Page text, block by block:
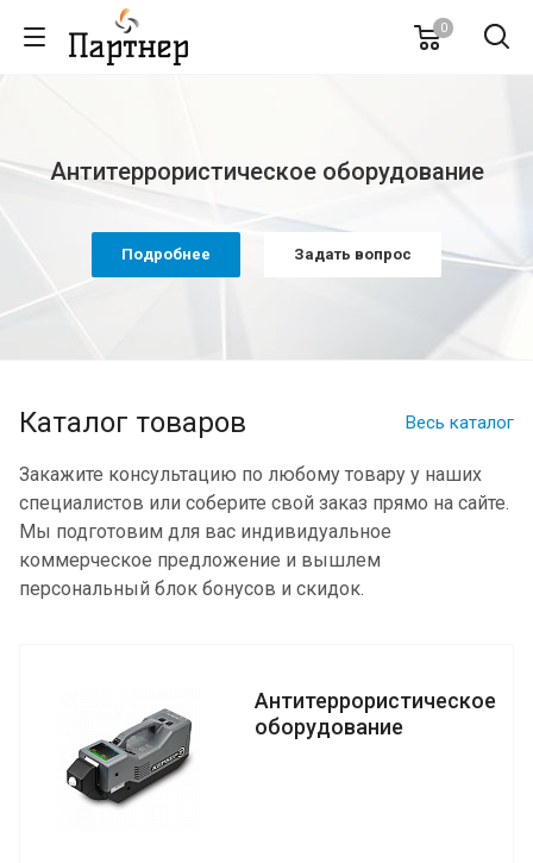
0
Антитеррористическое оборудование
Подробнее Задать вопрос
Весь каталог
Каталог товаров
Закажите консультацию по любому товару у наших
специалистов или соберите свой заказ прямо на сайте.
Мы подготовим для вас индивидуальное
коммерческое предложение и вышлем
персональный блок бонусов и скидок.
Антитеррористическое
оборудование